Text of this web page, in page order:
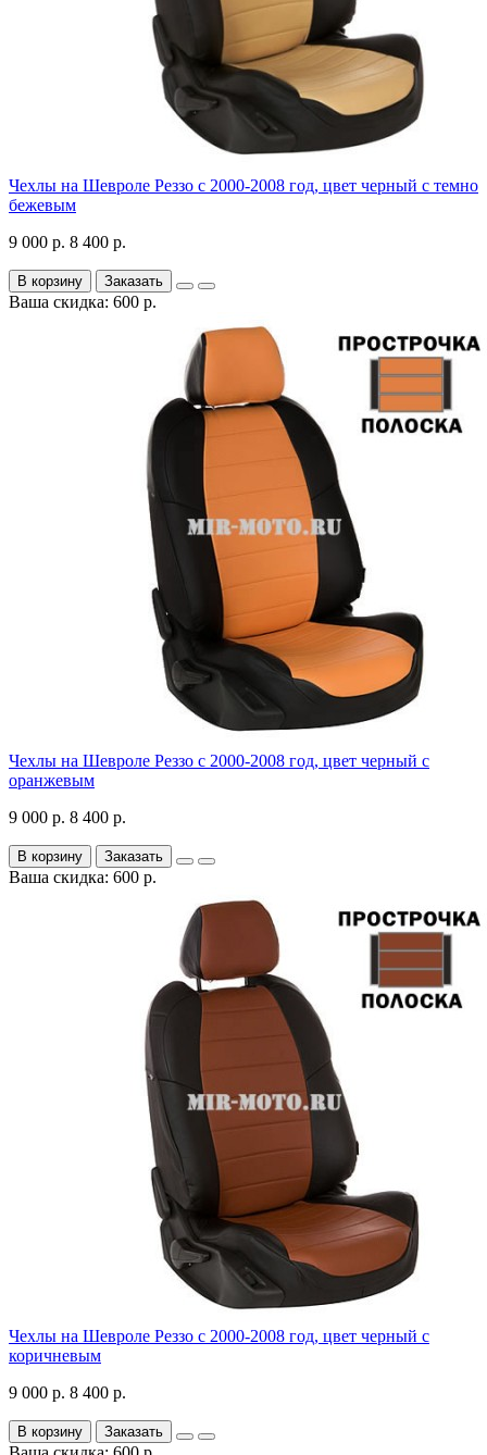
Чехлы на Шевроле Реззо с 2000-2008 год, цвет черный с темно
бежевым
9 000 р. 8 400 р.
В корзину Заказать
Ваша скидка: 600 р.
Чехлы на Шевроле Реззо с 2000-2008 год, цвет черный с
оранжевым
9 000 р. 8 400 р.
В корзину Заказать
Ваша скидка: 600 р.
Чехлы на Шевроле Реззо с 2000-2008 год, цвет черный с
коричневым
9 000 р. 8 400 р.
В корзину Заказать